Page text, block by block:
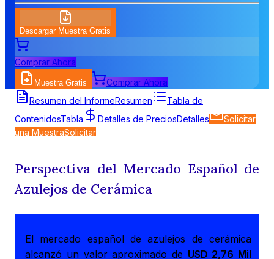
Descargar Muestra Gratis
Comprar Ahora
Muestra Gratis
Comprar Ahora
Resumen del InformeResumen
Tabla de
ContenidosTabla Detalles de PreciosDetalles
Solicitar
una MuestraSolicitar
Perspectiva del Mercado Español de
Azulejos de Cerámica
El mercado español de azulejos de cerámica
alcanzó un valor aproximado de USD 2,76 Mil